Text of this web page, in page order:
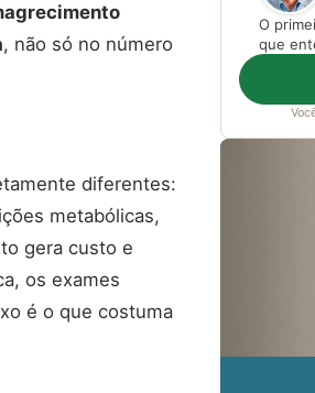
, não só no número
diferentes:
metabólicas,
gera custo e
os exames
é o que costuma
O
que